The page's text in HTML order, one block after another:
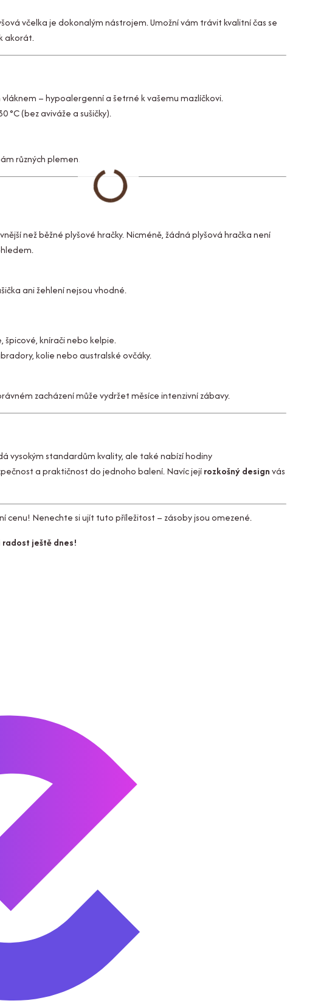
včelka je dokonalým nástrojem. Umožní vám trávit kvalitní čas se
akorát.
– hypoalergenní a šetrné k vašemu mazlíčkovi.
°C (bez aviváže a sušičky).
různých plemen.
než běžné plyšové hračky. Nicméně, žádná plyšová hračka není
ani žehlení nejsou vhodné.
špicové, knírači nebo kelpie.
kolie nebo australské ovčáky.
zacházení může vydržet měsíce intenzivní zábavy.
vysokým standardům kvality, ale také nabízí hodiny
a praktičnost do jednoho balení. Navíc jejírozkošný designvás
cenu! Nenechte si ujít tuto příležitost – zásoby jsou omezené.
ještě dnes!